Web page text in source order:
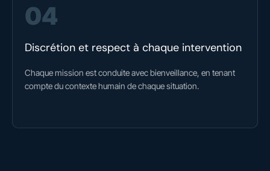
04
Discrétion et respect à chaque intervention
Chaque mission est conduite avec bienveillance, en tenant
compte du contexte humain de chaque situation.